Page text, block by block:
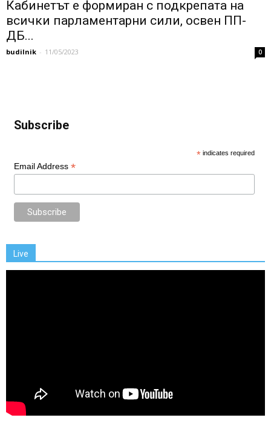
Кабинетът е формиран с подкрепата на
всички парламентарни сили, освен ПП-
ДБ...
budilnik - 11/05/2023 0
Subscribe
* indicates required
Email Address *
Live